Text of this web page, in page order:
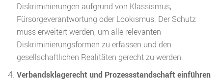
Diskriminierungen aufgrund von Klassismus,
Fürsorgeverantwortung oder Lookismus. Der Schutz
muss erweitert werden, um alle relevanten
Diskriminierungsformen zu erfassen und den
gesellschaftlichen Realitäten gerecht zu werden.
Verbandsklagerecht und Prozessstandschaft einführen